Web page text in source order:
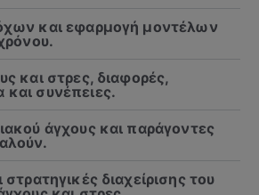
και εφαρμογή μοντέλων
και στρες, διαφορές,
συνέπειες.
άγχους και παράγοντες
διαχείρισης του